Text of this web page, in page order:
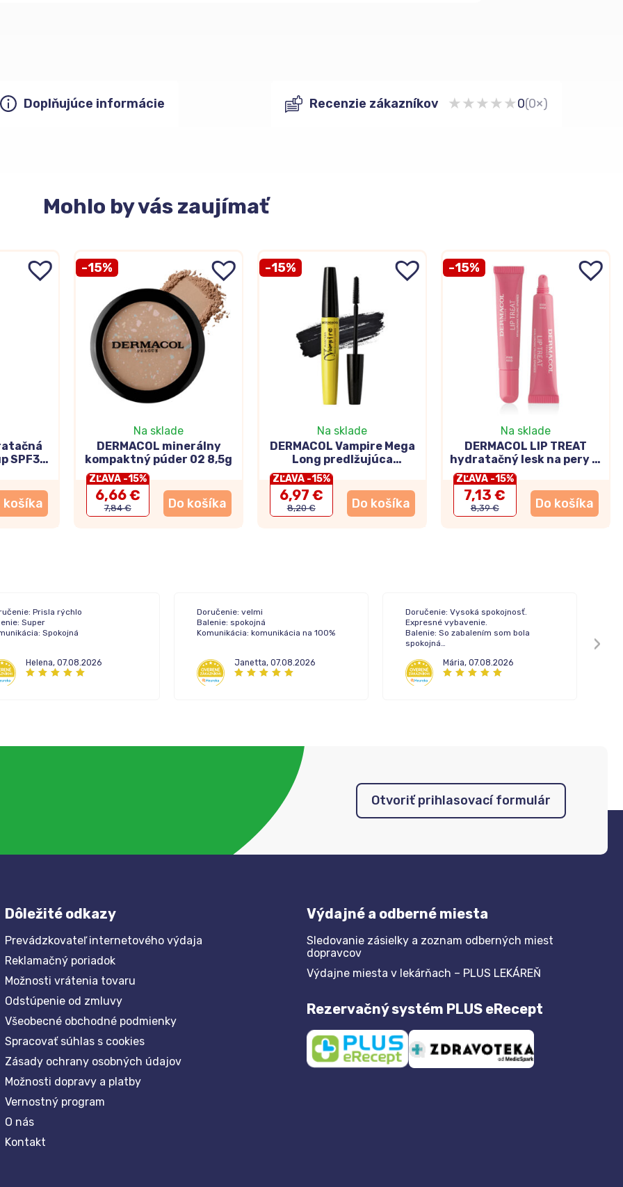
Doplňujúce informácie Recenzie zákazníkov ★★★★★0(0×)
Mohlo by vás zaujímať
SPF30
košíka
-15%
Na sklade
DERMACOL minerálny
kompaktný púder 02 8,5g
ZĽAVA -15%
6,66 €
7,84 € Do košíka
-15%
Na sklade
DERMACOL Vampire Mega
Long predlžujúca
riasenka 8ml
ZĽAVA -15%
6,97 €
8,20 € Do košíka
-15%
Na sklade
DERMACOL LIP TREAT
hydratačný lesk na pery č.
5 Pink Kiss 10ml
ZĽAVA -15%
7,13 €
8,39 € Do košíka
Prisla rýchlo
Super
Spokojná
Helena, 07.08.2026
Doručenie: velmi
Balenie: spokojná
Komunikácia: komunikácia na 100%
Janetta, 07.08.2026
Doručenie: Vysoká spokojnosť.
Expresné vybavenie.
Balenie: So zabalením som bola
spokojná
som nekomunikovala s call centrom.
No mám skúsenosť z minula. Vysoká
profesionalita pri vybavovaní.
Mária, 07.08.2026
Otvoriť prihlasovací formulár
Dôležité odkazy
Prevádzkovateľ internetového výdaja
Reklamačný poriadok
Možnosti vrátenia tovaru
Odstúpenie od zmluvy
Všeobecné obchodné podmienky
Spracovať súhlas s cookies
Zásady ochrany osobných údajov
Možnosti dopravy a platby
Vernostný program
O nás
Kontakt
Výdajné a odberné miesta
Sledovanie zásielky a zoznam odberných miest
dopravcov
Výdajne miesta v lekárňach – PLUS LEKÁREŇ
Rezervačný systém PLUS eRecept